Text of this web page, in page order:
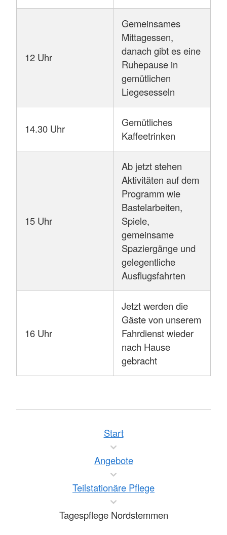
12 Uhr
Gemeinsames
Mittagessen,
danach gibt es eine
Ruhepause in
gemütlichen
Liegesesseln
14.30 Uhr
Gemütliches
Kaffeetrinken
15 Uhr
Ab jetzt stehen
Aktivitäten auf dem
Programm wie
Bastelarbeiten,
Spiele,
gemeinsame
Spaziergänge und
gelegentliche
Ausflugsfahrten
16 Uhr
Jetzt werden die
Gäste von unserem
Fahrdienst wieder
nach Hause
gebracht
Start
Angebote
Teilstationäre Pflege
Tagespflege Nordstemmen